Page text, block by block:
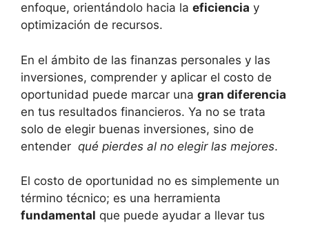
enfoque,⁣ orientándolo hacia la‍ eficiencia y
‍optimización de recursos.
En el ámbito de las ​finanzas personales y las
inversiones,⁣ comprender y aplicar el costo de
oportunidad puede marcar una gran diferencia
en ⁣tus resultados financieros. Ya no se trata
⁤solo de elegir⁣ buenas inversiones, sino⁢ de ​
entender ⁢ qué‍ pierdes al no elegir las mejores.
El⁤ costo de ⁣oportunidad⁢ no es simplemente un
término técnico; es ⁤una herramienta
fundamental que puede ayudar a llevar tus